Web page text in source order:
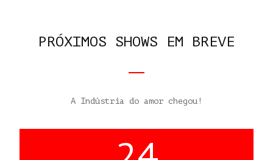
PRÓXIMOS SHOWS EM BREVE
A Indústria do amor chegou!